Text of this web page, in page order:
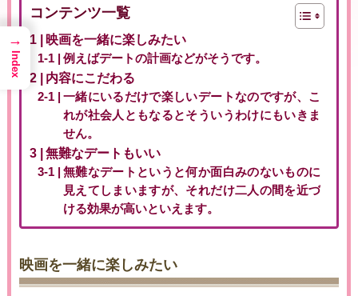
コンテンツ一覧
映画を一緒に楽しみたい
例えばデートの計画などがそうです。
内容にこだわる
一緒にいるだけで楽しいデートなのですが、こ
れが社会人ともなるとそういうわけにもいきま
せん。
無難なデートもいい
無難なデートというと何か面白みのないものに
見えてしまいますが、それだけ二人の間を近づ
ける効果が高いといえます。
映画を一緒に楽しみたい
→
Index